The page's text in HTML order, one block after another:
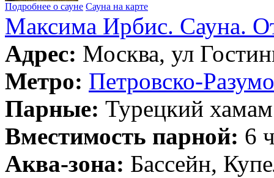
Подробнее о сауне Сауна на карте
Максима Ирбис. Сауна.
Адрес: Москва, ул
Метро: Петровско-
Парные: Турецкий хамам
Вместимость парной: 6
Аква-зона: Бассейн,